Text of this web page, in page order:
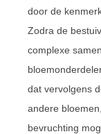
door de
Zodra de
complexe
dat vervolgens
andere
bevruchting